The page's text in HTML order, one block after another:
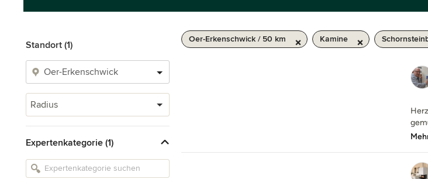
Standort (1)
Radius
Expertenkategorie (1)
Oer-Erkenschwick / 50 km Kamine